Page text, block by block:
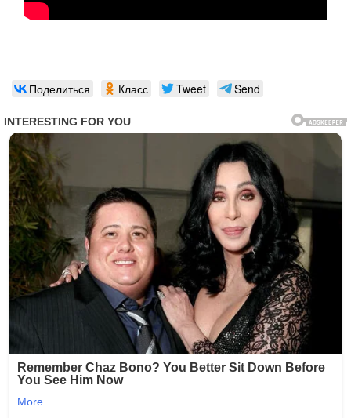
Поделиться Класс Tweet Send